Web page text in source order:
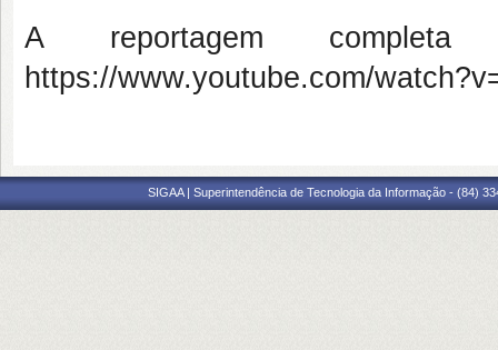
A reportagem
https://www.youtube.com/
SIGAA | Superintendência de Tecnologia da Informação - (84)